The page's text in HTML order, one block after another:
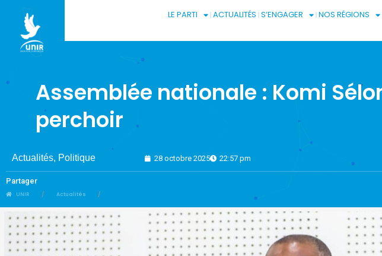
LE PARTI ACTUALITÉS S’ENGAGER NOS RÉGIONS
Assemblée nationale : Komi
perchoir
Actualités, Politique 28 octobre 2025 22:57 pm
Partager
UNIR Actualités